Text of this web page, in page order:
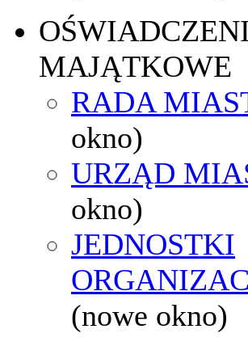
MAJĄTKOWE
RADA
okno)
URZĄD
okno)
JEDNOSTKI
(nowe okno)